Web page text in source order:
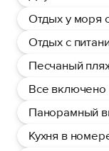
Отдых у моря
Отдых с
Песчаный
Все включено
Панорамный
Кухня в